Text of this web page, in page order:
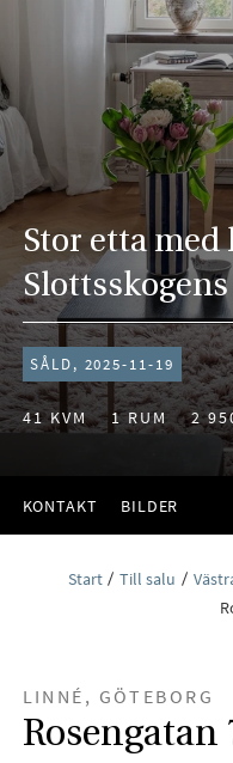
Stor etta
SÅLD, 2025-11-19
41 KVM 1 RUM 2
KONTAKT BILDER
Start Till salu
LINNÉ, GÖTEBORG
Rosengatan